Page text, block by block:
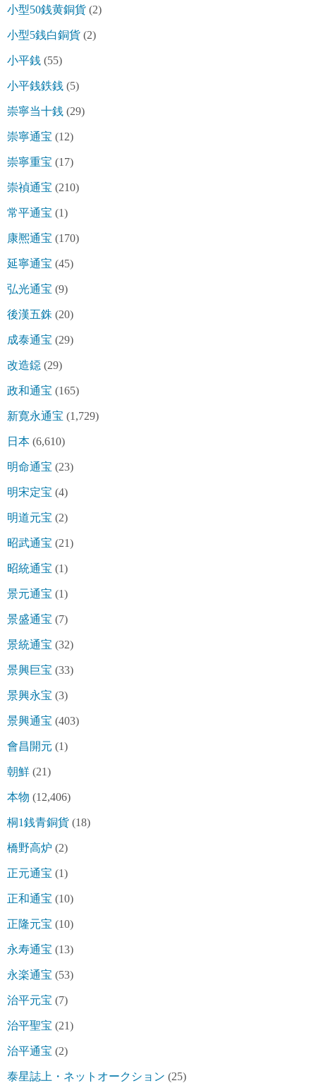
小型50銭黄銅貨 (2)
小型5銭白銅貨 (2)
小平銭 (55)
小平銭鉄銭 (5)
崇寧当十銭 (29)
崇寧通宝 (12)
崇寧重宝 (17)
崇禎通宝 (210)
常平通宝 (1)
康熈通宝 (170)
延寧通宝 (45)
弘光通宝 (9)
後漢五銖 (20)
成泰通宝 (29)
改造鐚 (29)
政和通宝 (165)
新寛永通宝 (1,729)
日本 (6,610)
明命通宝 (23)
明宋定宝 (4)
明道元宝 (2)
昭武通宝 (21)
昭統通宝 (1)
景元通宝 (1)
景盛通宝 (7)
景統通宝 (32)
景興巨宝 (33)
景興永宝 (3)
景興通宝 (403)
會昌開元 (1)
朝鮮 (21)
本物 (12,406)
桐1銭青銅貨 (18)
橋野高炉 (2)
正元通宝 (1)
正和通宝 (10)
正隆元宝 (10)
永寿通宝 (13)
永楽通宝 (53)
治平元宝 (7)
治平聖宝 (21)
治平通宝 (2)
泰星誌上・ネットオークション (25)